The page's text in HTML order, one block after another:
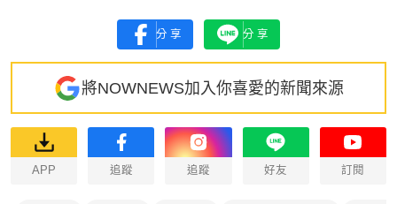
分享 分享
將NOWNEWS加入你喜愛的新聞來源
APP 追蹤 追蹤 好友 訂閱